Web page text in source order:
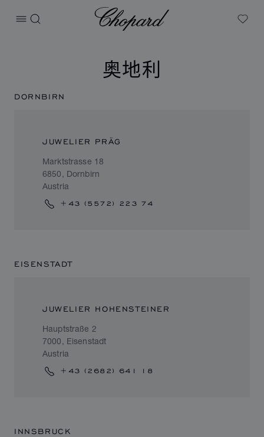
打开菜单
搜索
Chopard
My
奥地利
DORNBIRN
JUWELIER PRÄG
Marktstrasse 18
6850, Dornbirn
Austria
+43 (5572) 223 74
EISENSTADT
JUWELIER HOHENSTEINER
Hauptstraße 2
7000, Eisenstadt
Austria
+43 (2682) 641 18
INNSBRUCK